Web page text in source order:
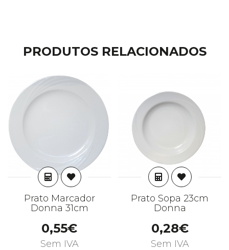
PRODUTOS RELACIONADOS
ADICIONAR
Prato Marcador
Donna 31cm
0,55€
Sem IVA
ADICIONAR
Prato Sopa 23cm
Donna
0,28€
Sem IVA